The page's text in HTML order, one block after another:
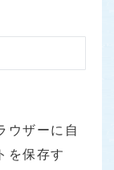
ウザーに自
を保存す